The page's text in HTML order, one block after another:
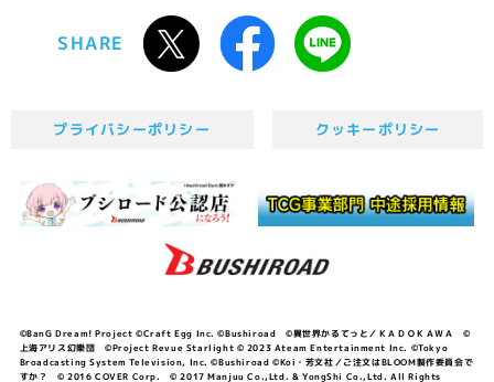
SHARE
プライバシーポリシー クッキーポリシー
©BanG Dream! Project ©Craft Egg Inc. ©Bushiroad ©異世界かるてっと／ＫＡＤＯＫＡＷＡ ©
上海アリス幻樂団 ©Project Revue Starlight © 2023 Ateam Entertainment Inc. ©Tokyo
Broadcasting System Television, Inc. ©Bushiroad ©Koi・芳文社／ご注文はBLOOM製作委員会で
すか？ © 2016 COVER Corp. © 2017 Manjuu Co.,Ltd. & YongShi Co.,Ltd. All Rights